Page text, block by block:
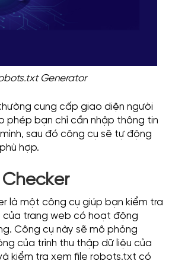
Generator
cung cấp giao diện người
phép bạn chỉ cần nhập thông tin
sau đó công cụ sẽ tự động
hợp.
là một công cụ giúp bạn kiểm tra
trang web có hoạt động
Công cụ này sẽ mô phỏng
của trình thu thập dữ liệu của
kiểm tra xem file robots.txt có